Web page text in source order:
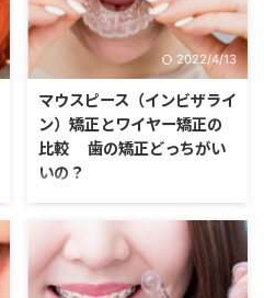
2022/4/13
マウスピース（インビザライ
ン）矯正とワイヤー矯正の
比較 歯の矯正どっちがい
いの？
マウスピース歯列矯正について
今回は矯正装置として最近注目を
集めているインビザライン（マウ
スピース）矯正とワイヤー矯正に
ついて、その特徴や違い、メリッ